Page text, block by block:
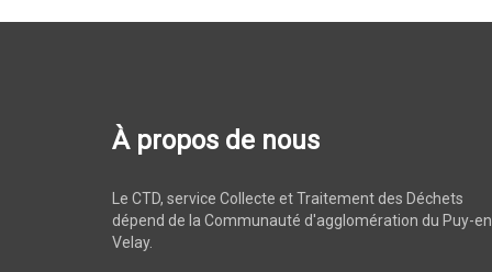
À propos de nous
Le CTD, service Collecte et Traitement des Déchets
dépend de la Communauté d'agglomération du Puy-
Velay.